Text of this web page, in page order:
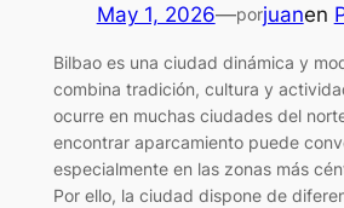
May 1, 2026—porjuanen
Bilbao es una ciudad dinámica y
combina tradición, cultura y
ocurre en muchas ciudades del
encontrar aparcamiento puede
especialmente en las zonas más
Por ello, la ciudad dispone de